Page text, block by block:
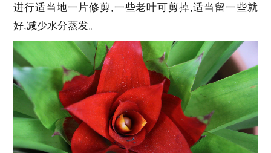
进行适当地一片修剪,一些老叶可剪掉,适当留一些就
好,减少水分蒸发。